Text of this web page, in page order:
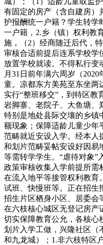
有固定的房产（含自建房）
护报酬统一户籍？学生转学
一户籍，2.乡（镇）权利教
施，（2）经商随迁后代，
审核合适前提后连系学校学
放置学校就读。不得私行变
月31日前年满六周岁（
童。凉都东方美苑至东坐两
实行“整班移交”，到特区教
岩脚寨、老院子、大鱼塘、
特别是地处县际交壤的乡镇
额现象；保障适龄儿童少年
范畴就近安设入学。经本人
和划片范畴妥帖安设好因易
等需转学学生。“虐待对象”
政策审核收集入学前提所需
在流入地平等接管权利教育
试班、快慢班等。正在招生
招生片区栖身小区、居委会
在六枝核心城区无登记房产
切实保障教育公允，各核心
划片入学工做，兴隆社区（
和九龙城）；1.非六枝特区